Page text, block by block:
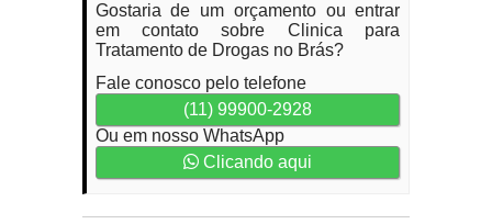
Gostaria de um orçamento ou entrar
em contato sobre Clinica para
Tratamento de Drogas no Brás?
Fale conosco pelo telefone
(11) 99900-2928
Ou em nosso WhatsApp
Clicando aqui